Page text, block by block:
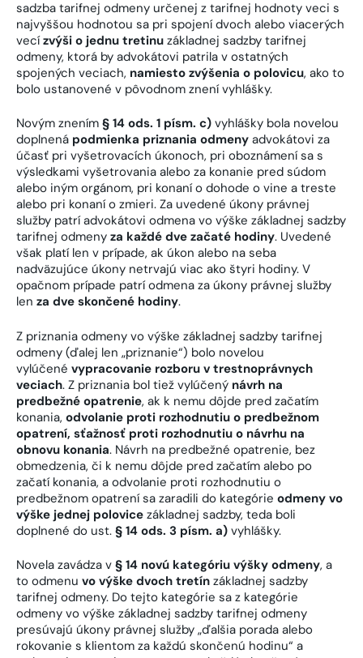
sadzba tarifnej odmeny určenej z tarifnej hodnoty veci s
najvyššou hodnotou sa pri spojení dvoch alebo viacerých
vecízvýši o jednu tretinu základnej sadzby tarifnej
odmeny, ktorá by advokátovi patrila v ostatných
spojených veciach, namiesto zvýšenia o polovicu, ako to
bolo ustanovené v pôvodnom znení vyhlášky.
Novým znením § 14 ods. 1 písm. c) vyhlášky bola novelou
doplnená podmienka priznania odmeny advokátovi za
účasť pri vyšetrovacích úkonoch, pri oboznámení sa s
výsledkami vyšetrovania alebo za konanie pred súdom
alebo iným orgánom, pri konaní o dohode o vine a treste
alebo pri konaní o zmieri. Za uvedené úkony právnej
služby patrí advokátovi odmena vo výške základnej sadzby
tarifnej odmeny za každé dve začaté hodiny. Uvedené
však platí len v prípade, ak úkon alebo na seba
nadväzujúce úkony netrvajú viac ako štyri hodiny. V
opačnom prípade patrí odmena za úkony právnej služby
len za dve skončené hodiny.
Z priznania odmeny vo výške základnej sadzby tarifnej
odmeny (ďalej len „priznanie“) bolo novelou
vylúčené vypracovanie rozboru v trestnoprávnych
veciach. Z priznania bol tiež vylúčený návrh na
predbežné opatrenie, ak k nemu dôjde pred začatím
konania, odvolanie proti rozhodnutiu o predbežnom
opatrení, sťažnosť proti rozhodnutiu o návrhu na
obnovu konania. Návrh na predbežné opatrenie, bez
obmedzenia, či k nemu dôjde pred začatím alebo po
začatí konania, a odvolanie proti rozhodnutiu o
predbežnom opatrení sa zaradili do kategórie odmeny vo
výške jednej polovice základnej sadzby, teda boli
doplnené do ust. § 14 ods. 3 písm. a) vyhlášky.
Novela zavádza v § 14 novú kategóriu výšky odmeny, a
to odmenu vo výške dvoch tretín základnej sadzby
tarifnej odmeny. Do tejto kategórie sa z kategórie
odmeny vo výške základnej sadzby tarifnej odmeny
presúvajú úkony právnej služby „ďalšia porada alebo
rokovanie s klientom za každú skončenú hodinu“ a